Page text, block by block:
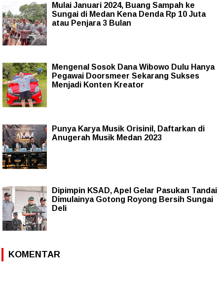
Mulai Januari 2024, Buang Sampah ke
Sungai di Medan Kena Denda Rp 10 Juta
atau Penjara 3 Bulan
Mengenal Sosok Dana Wibowo Dulu Hanya
Pegawai Doorsmeer Sekarang Sukses
Menjadi Konten Kreator
Punya Karya Musik Orisinil, Daftarkan di
Anugerah Musik Medan 2023
Dipimpin KSAD, Apel Gelar Pasukan Tandai
Dimulainya Gotong Royong Bersih Sungai
Deli
KOMENTAR